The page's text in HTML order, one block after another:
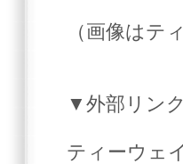
（画像はテ
▼外部リンク
ティーウェ